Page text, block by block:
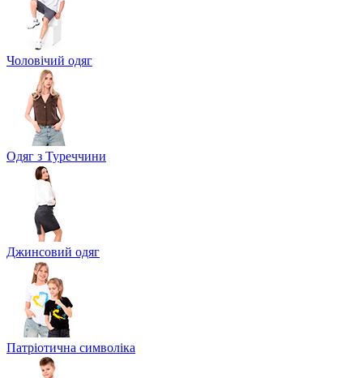
Чоловічий одяг
Одяг з Туреччини
Джинсовий одяг
Патріотична символіка